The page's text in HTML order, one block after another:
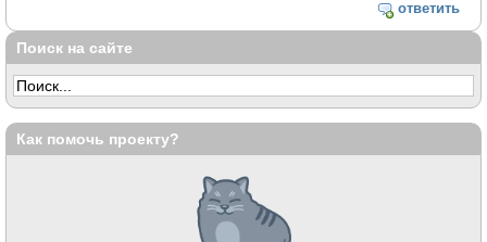
ответить
Поиск на сайте
Как помочь проекту?